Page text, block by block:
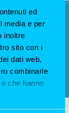
ed
media e per
inoltre
sito con i
dati web,
combinarle
che hanno